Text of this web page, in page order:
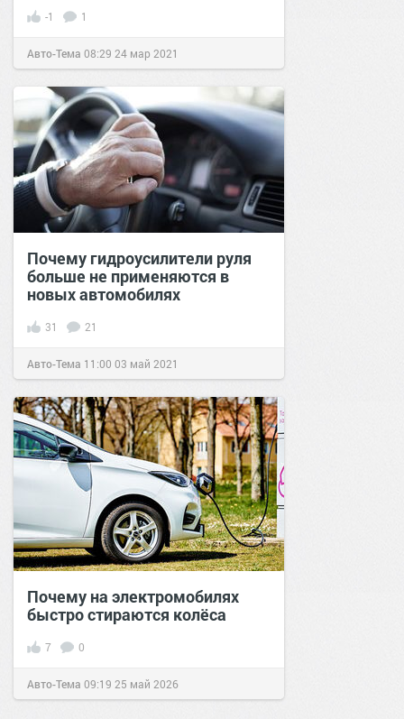
-1 1
Авто-Тема 08:29 24 мар 2021
Почему гидроусилители руля
больше не применяются в
новых автомобилях
31 21
Авто-Тема 11:00 03 май 2021
Почему на электромобилях
быстро стираются колёса
7 0
Авто-Тема 09:19 25 май 2026